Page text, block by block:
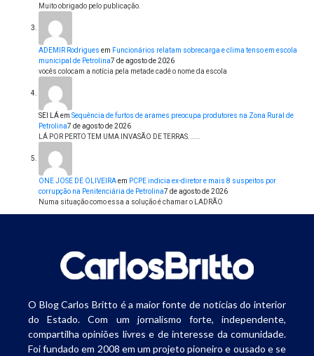
Muito obrigado pelo publicação.
ADEMIR Rodrigues em Funcionários relatam sobrecarga e clima tenso em escola
municipal de Petrolina7 de agosto de 2026
vocês colocam a notícia pela metade cadê o nome da escola
SEI LÁem Sequência de furtos de arames preocupa produtores na Zona Rural de
Petrolina7 de agosto de 2026
LÁ POR PERTO TEM UMA INVASÃO DE TERRAS......
ONE JOSE DE OLIVEIRAem PCPE indicia ex-diretor e mais 8 suspeitos por
corrupção na Penitenciária de Petrolina7 de agosto de 2026
Numa situação como essa a solução é chamar o LADRÃO
O Blog Carlos Britto é a maior fonte de notícias do interior
do Estado. Com um jornalismo forte, independente,
compartilha opiniões livres e de interesse da comunidade.
Foi fundado em 2008 em um projeto pioneiro e ousado e se